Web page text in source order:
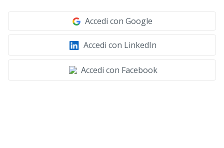
Accedi con Google
Accedi con LinkedIn
Accedi con Facebook